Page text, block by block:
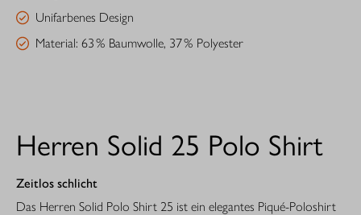
Unifarbenes Design
Material: 63 % Baumwolle, 37 % Polyester
Herren Solid 25 Polo Shirt
Zeitlos schlicht
Das Herren Solid Polo Shirt 25 ist ein elegantes Piqué-Poloshirt